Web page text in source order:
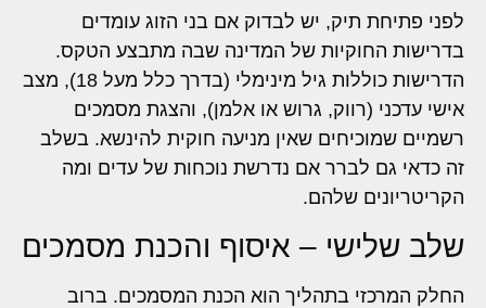
לפני פתיחת תיק, יש לבדוק אם בני הזוג עומדים
בדרישות החוקיות של המדינה שבה מתבצע הטקס.
הדרישות כוללות גיל מינימלי (בדרך כלל מעל 18), מצב
אישי עדכני (רווק, גרוש או אלמן), והצגת מסמכים
רשמיים שמוכיחים שאין מניעה חוקית להינשא. בשלב
זה כדאי גם לברר אם נדרשת נוכחות של עדים ומה
הקריטריונים שלהם.
שלב שלישי – איסוף והכנת מסמכים
החלק המרכזי בתהליך הוא הכנת המסמכים. ברוב